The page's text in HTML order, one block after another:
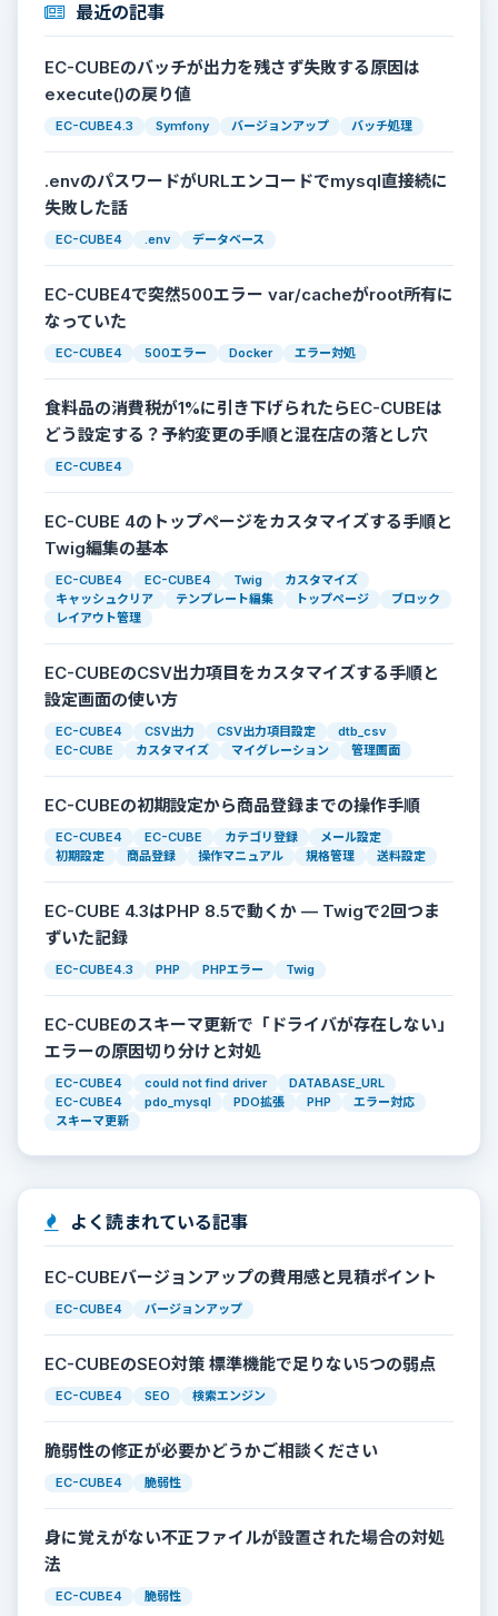
最近の記事
EC-CUBEのバッチが出力を残さず失敗する原因は
execute()の戻り値
EC-CUBE4.3 Symfony バージョンアップ バッチ処理
.envのパスワードがURLエンコードでmysql直接続に
失敗した話
EC-CUBE4 .env データベース
EC-CUBE4で突然500エラー var/cacheがroot所有に
なっていた
EC-CUBE4 500エラー Docker エラー対処
食料品の消費税が1%に引き下げられたらEC-CUBEは
どう設定する？予約変更の手順と混在店の落とし穴
EC-CUBE4
EC-CUBE 4のトップページをカスタマイズする手順と
Twig編集の基本
EC-CUBE4 EC-CUBE4 Twig
カスタマイズ
キャッシュクリア
テンプレート編集 トップページ
ブロック
レイアウト管理
EC-CUBEのCSV出力項目をカスタマイズする手順と
設定画面の使い方
EC-CUBE4 CSV出力 CSV出力項目設定
dtb_csv
EC-CUBE
カスタマイズ マイグレーション 管理画面
EC-CUBEの初期設定から商品登録までの操作手順
EC-CUBE4 EC-CUBE カテゴリ登録
メール設定
初期設定
商品登録 操作マニュアル 規格管理 送料設定
EC-CUBE 4.3はPHP 8.5で動くか — Twigで2回つま
ずいた記録
EC-CUBE4.3 PHP PHPエラー Twig
EC-CUBEのスキーマ更新で「ドライバが存在しない」
エラーの原因切り分けと対処
EC-CUBE4 could not find driver
DATABASE_URL
EC-CUBE4
pdo_mysql PDO拡張 PHP
エラー対応
スキーマ更新
よく読まれている記事
EC-CUBEバージョンアップの費用感と見積ポイント
EC-CUBE4 バージョンアップ
EC-CUBEのSEO対策 標準機能で足りない5つの弱点
EC-CUBE4 SEO 検索エンジン
脆弱性の修正が必要かどうかご相談ください
EC-CUBE4 脆弱性
身に覚えがない不正ファイルが設置された場合の対処
法
EC-CUBE4 脆弱性